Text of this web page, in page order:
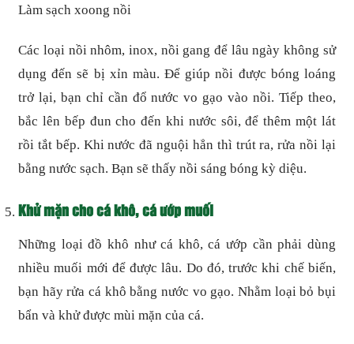
Làm sạch xoong nồi
Các loại nồi nhôm, inox, nồi gang để lâu ngày không sử
dụng đến sẽ bị xỉn màu. Để giúp nồi được bóng loáng
trở lại, bạn chỉ cần đổ nước vo gạo vào nồi. Tiếp theo,
bắc lên bếp đun cho đến khi nước sôi, để thêm một lát
rồi tắt bếp. Khi nước đã nguội hẳn thì trút ra, rửa nồi lại
bằng nước sạch. Bạn sẽ thấy nồi sáng bóng kỳ diệu.
Khử mặn cho cá khô, cá ướp muối
Những loại đồ khô như cá khô, cá ướp cần phải dùng
nhiều muối mới để được lâu. Do đó, trước khi chế biến,
bạn hãy rửa cá khô bằng nước vo gạo. Nhằm loại bỏ bụi
bẩn và khử được mùi mặn của cá.